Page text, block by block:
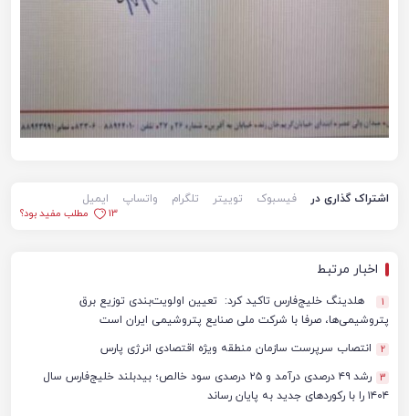
اشتراک گذاری در فیسبوک توییتر تلگرام واتساپ
ایمیل
13
مطلب مفید بود؟
اخبار مرتبط
1
هلدینگ خلیج‌فارس تاکید کرد: تعیین اولویت‌بندی توزیع برق
پتروشیمی‌ها، صرفا با شرکت ملی صنایع پتروشیمی ایران است
2 انتصاب سرپرست سازمان منطقه ویژه اقتصادی انرژی پارس
3
رشد ۴۹ درصدی درآمد و ۲۵ درصدی سود خالص؛ بیدبلند خلیج‌فارس سال
۱۴۰۴ را با رکوردهای جدید به پایان رساند